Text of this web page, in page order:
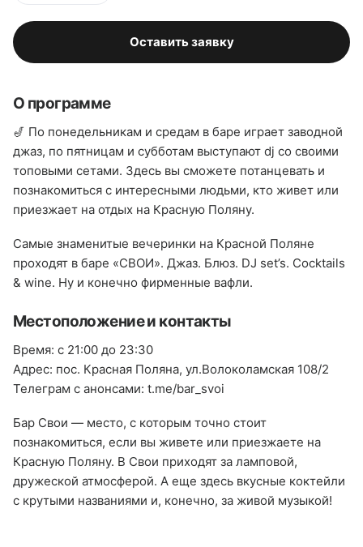
Оставить заявку
О программе
🎷 По понедельникам и средам в баре играет заводной
джаз, по пятницам и субботам выступают dj со своими
топовыми сетами. Здесь вы сможете потанцевать и
познакомиться с интересными людьми, кто живет или
приезжает на отдых на Красную Поляну.
Самые знаменитые вечеринки на Красной Поляне
проходят в баре «СВОИ». Джаз. Блюз. DJ set’s. Cocktails
& wine. Ну и конечно фирменные вафли.
Местоположение и контакты
Время: с 21:00 до 23:30
Адрес: пос. Красная Поляна, ул.Волоколамская 108/2
Телеграм с анонсами: t.me/bar_svoi
Бар Свои — место, с которым точно стоит
познакомиться, если вы живете или приезжаете на
Красную Поляну. В Свои приходят за ламповой,
дружеской атмосферой. А еще здесь вкусные коктейли
с крутыми названиями и, конечно, за живой музыкой!